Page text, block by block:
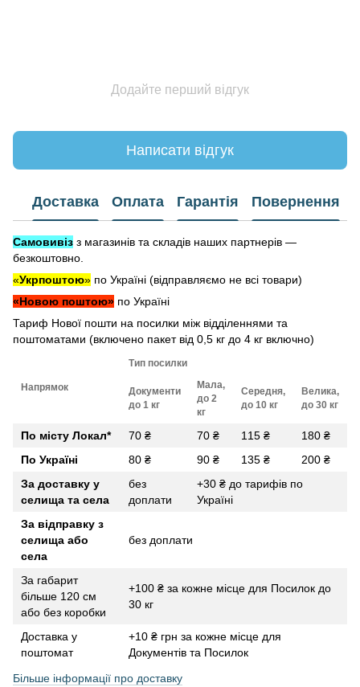
Додайте перший відгук
Написати відгук
Доставка Оплата Гарантія Повернення
Самовивіз з магазинів та складів наших партнерів —
безкоштовно.
«Укрпоштою» по Україні (відправляємо не всі товари)
«Новою поштою» по Україні
Тариф Нової пошти на посилки між відділеннями та
поштоматами (включено пакет від 0,5 кг до 4 кг включно)
Напрямок
Тип посилки
Документи
до 1 кг
Мала,
до 2
кг
Середня,
до 10 кг
Велика,
до 30 кг
По місту Локал* 70 ₴ 70 ₴ 115 ₴
180 ₴
По Україні
80 ₴ 90 ₴ 135 ₴
200 ₴
За доставку у
селища та села
без
доплати
+30 ₴ до тарифів по
Україні
За відправку з
селища або
села
без доплати
За габарит
більше 120 см
або без коробки
+100 ₴ за кожне місце для Посилок до
30 кг
Доставка у
поштомат
+10 ₴ грн за кожне місце для
Документів та Посилок
Більше інформації про доставку